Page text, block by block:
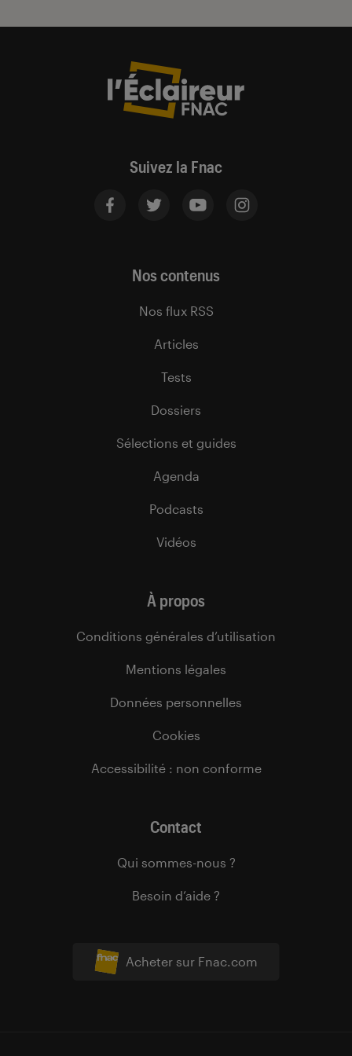
Suivez la Fnac
Acheter sur Fnac.com
Nos contenus
Nos flux RSS
Articles
Tests
Dossiers
Sélections et guides
Agenda
Podcasts
Vidéos
À propos
Conditions générales d’utilisation
Mentions légales
Données personnelles
Cookies
Accessibilité : non conforme
Contact
Qui sommes-nous ?
Besoin d’aide ?